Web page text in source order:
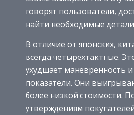
говорят пользователи,
найти необходимые
В отличие от японских,
всегда четырехтактные.
ухудшает маневренность
показатели. Они
более низкой стоимости.
утверждениям